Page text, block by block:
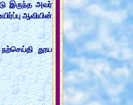
இருந்த அவர்
ஆவியின்
நற்செய்தி தூய